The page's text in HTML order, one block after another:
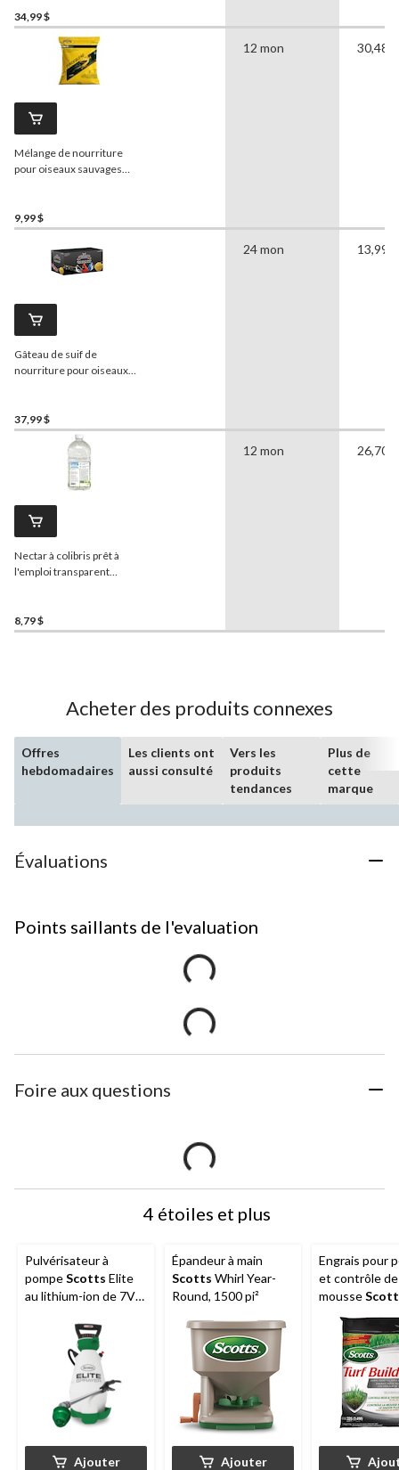
34,99 $
Mélange de nourriture
pour oiseaux sauvages
9,99 $
12 mon 30,48
Gâteau de suif de
nourriture pour oiseaux
10,6 oz, paq. 12
37,99 $
24 mon 13,99
Nectar à colibris prêt à
l'emploi transparent
8,79 $
12 mon 26,70
Acheter des produits connexes
Offres
hebdomadaires
Les clients ont
aussi consulté
Vers les
produits
tendances
Plus de
cette
marque
Évaluations
Points saillants de l'evaluation
Foire aux questions
4 étoiles et plus
Pulvérisateur à
pompeScotts Elite
au lithium-ion de 7V
Ajouter
Épandeur à main
Scotts Whirl Year-
Round, 1500 pi²
Ajouter
Engrais pour
et contrôle de
mousse
Builder, 23-0-
kg, 325 m2